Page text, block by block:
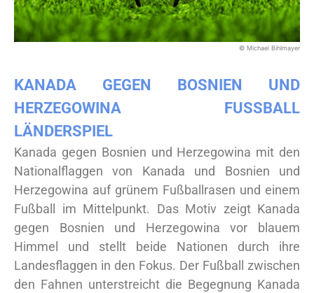
© Michael Bihlmayer
KANADA GEGEN BOSNIEN UND
HERZEGOWINA FUSSBALL L
ÄNDERSPIEL
Kanada gegen Bosnien und Herzegowina mit den
Nationalflaggen von Kanada und Bosnien und
Herzegowina auf grünem Fußballrasen und einem
Fußball im Mittelpunkt. Das Motiv zeigt Kanada
gegen Bosnien und Herzegowina vor blauem
Himmel und stellt beide Nationen durch ihre
Landesflaggen in den Fokus. Der Fußball zwischen
den Fahnen unterstreicht die Begegnung Kanada